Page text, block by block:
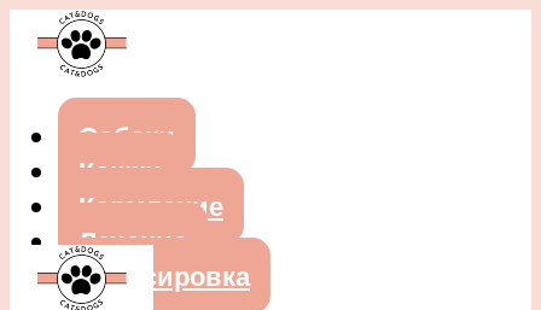
Собаки
Кошки
Кормление
Лечение
Дрессировка